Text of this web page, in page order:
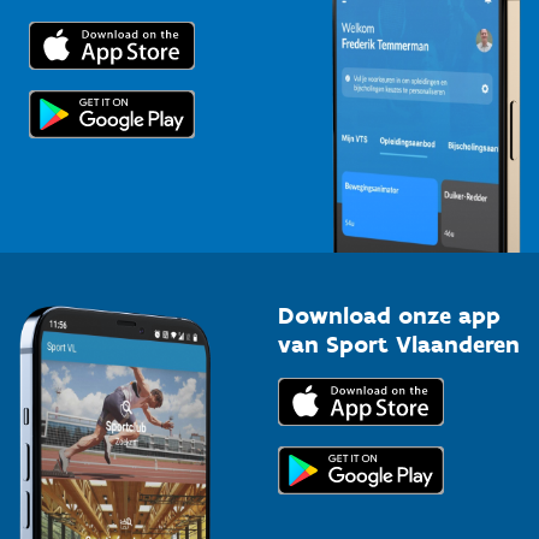
Trainers en begeleiders
Topsporters
Voor de pers
Download onze app
van Sport Vlaanderen